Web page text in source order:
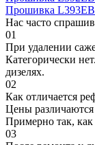
Прошивка
Нас часто
01
При удалении
Категорически
дизелях.
02
Как отличается
Цены
Примерно так,
03